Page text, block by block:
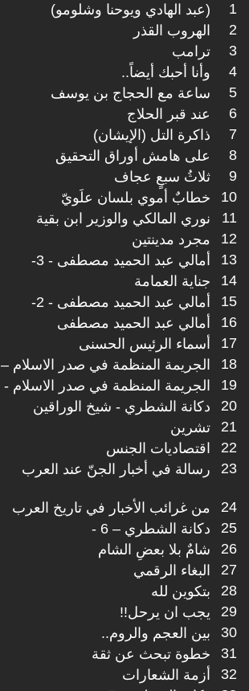
(عبد الهادي ويوحنا وشلومو)
1
الهروب القذر
2
ترامب
3
وأنا أحبك أيضاً..
4
ساعة مع الحجاج بن يوسف
5
عند قبر الحلاج
6
ذاكرة التل (الإيشان)
7
على هامش أوراق التحقيق
8
ثلاثُ سبعٍ عجاف
9
خطابٌ أموي بلسان علَويّ
10
نوري المالكي والوزير ابن بقية
11
مجرد مدينتين
12
أمالي عبد الحميد مصطفى - 3-
13
جناية العمامة
14
أمالي عبد الحميد مصطفى - 2-
15
أمالي عبد الحميد مصطفى
16
أسماء الرئيس الحسنى
17
الجريمة المنظمة في صدر الاسلام – 2 -
18
الجريمة المنظمة في صدر الاسلام - 1 -
19
دكانة الشطري - شيخ الوراقين
20
تشرين
21
اقتصاديات الجنس
22
رسالة في أخبار الجنّ عند العرب 23
من غرائب الأخبار في تاريخ العرب
24
دكانة الشطري – 6 -
25
شامٌ بلا بعضِ الشام
26
البغاء الرقمي
27
بتكوين لله
28
يجب ان يرحل!!
29
بين العجم والروم..
30
خطوة تبحث عن ثقة
31
أزمة الشعارات
32